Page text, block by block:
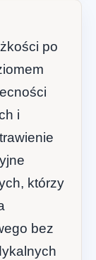
po
i
którzy
bez